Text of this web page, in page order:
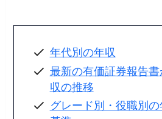
年代別の年収
最新の有価証券報告
収の推移
グレード別・役職別